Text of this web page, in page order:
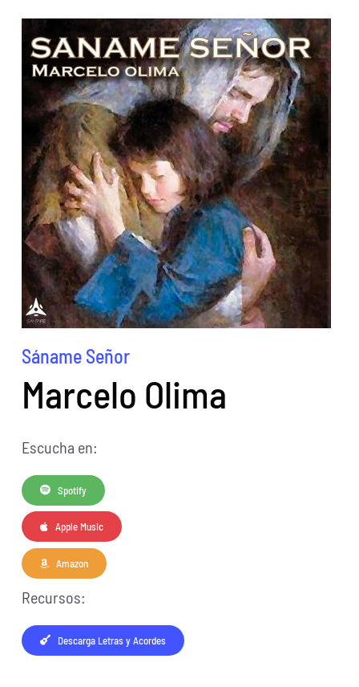
Sáname Señor
Marcelo Olima
Escucha en:
Spotify
Apple Music
Amazon
Recursos:
Descarga Letras y Acordes